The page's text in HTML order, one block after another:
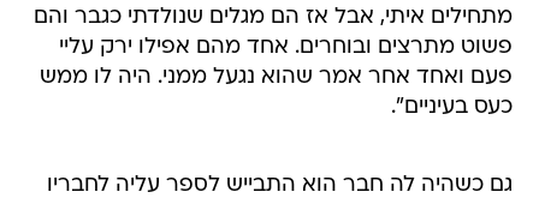
מתחילים איתי, אבל אז הם מגלים שנולדתי כגבר והם
פשוט מתרצים ובוחרים. אחד מהם אפילו ירק עליי
פעם ואחד אחר אמר שהוא נגעל ממני. היה לו ממש
כעס בעיניים".
גם כשהיה לה חבר הוא התבייש לספר עליה לחבריו